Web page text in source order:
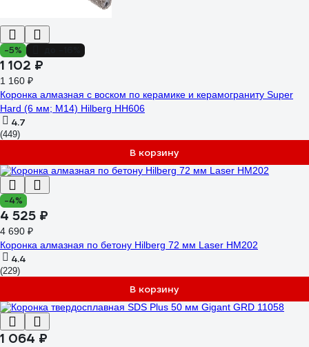
-5%
1 102 ₽
1 160 ₽
Коронка алмазная с воском по керамике и керамограниту Super
Hard (6 мм; M14) Hilberg HH606
4.7
(449)
В корзину
-4%
4 525 ₽
4 690 ₽
Коронка алмазная по бетону Hilberg 72 мм Laser HM202
4.4
(229)
В корзину
1 064 ₽